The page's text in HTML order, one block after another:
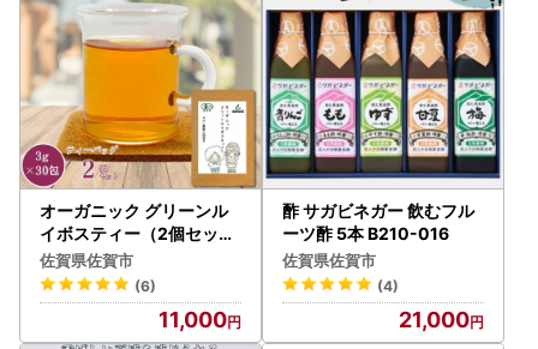
オーガニック グリーンル
イボスティー（2個セット
）：B110-023
佐賀県佐賀市
(6)
11,000
酢 サガビネガー 飲むフル
ーツ酢 5本 B210-016
佐賀県佐賀市
(4)
21,000